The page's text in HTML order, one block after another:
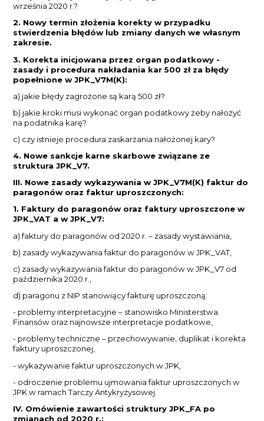
września 2020 r.?
2. Nowy termin złożenia korekty w przypadku
stwierdzenia błędów lub zmiany danych we własnym
zakresie.
3. Korekta inicjowana przez organ podatkowy -
zasady i procedura nakładania kar 500 zł za błędy
popełnione w JPK_V7M(K):
a) jakie błędy zagrożone są karą 500 zł?
b) jakie kroki musi wykonać organ podatkowy żeby nałożyć
na podatnika karę?
c) czy istnieje procedura zaskarżania nałożonej kary?
4. Nowe sankcje karne skarbowe związane ze
struktura JPK_V7.
III. Nowe zasady wykazywania w JPK_V7M(K) faktur do
paragonów oraz faktur uproszczonych:
1. Faktury do paragonów oraz faktury uproszczone w
JPK_VAT a w JPK_V7:
a) faktury do paragonów od 2020 r. – zasady wystawiania,
b) zasady wykazywania faktur do paragonów w JPK_VAT,
c) zasady wykazywania faktur do paragonów w JPK_V7 od
października 2020 r.,
d) paragonu z NIP stanowiący fakturę uproszczoną:
- problemy interpretacyjne – stanowisko Ministerstwa
Finansów oraz najnowsze interpretacje podatkowe,
- problemy techniczne – przechowywanie, duplikat i korekta
faktury uproszczonej,
- wykazywanie faktur uproszczonych w JPK,
- odroczenie problemu ujmowania faktur uproszczonych w
JPK w ramach Tarczy Antykryzysowej.
IV. Omówienie zawartości struktury JPK_FA po
zmianach od 2020 r.: